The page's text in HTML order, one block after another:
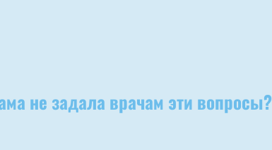
не задала врачам эти вопросы?